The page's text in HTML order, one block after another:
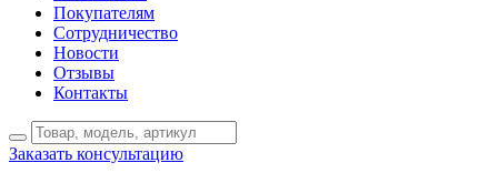
Покупателям
Сотрудничество
Новости
Отзывы
Контакты
Заказать консультацию